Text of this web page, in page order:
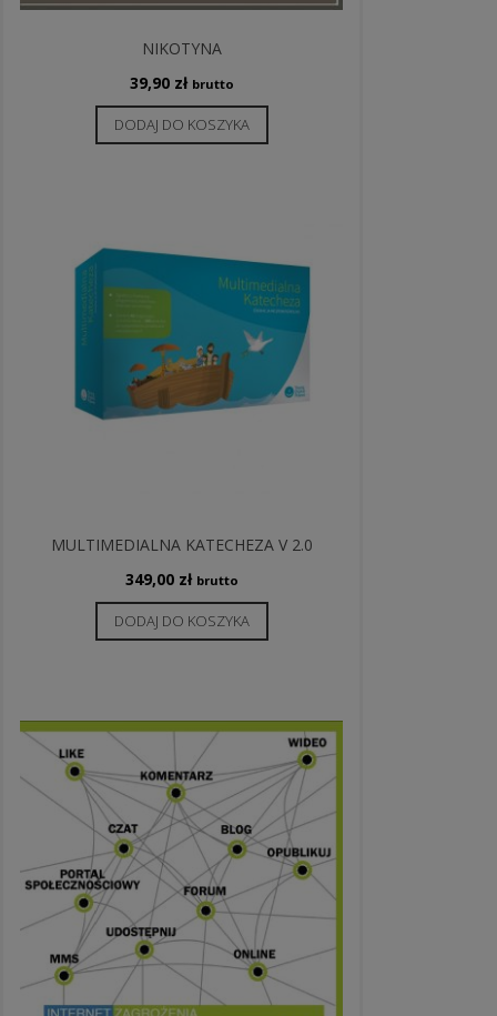
NIKOTYNA
39,90 zł brutto
DODAJ DO KOSZYKA
MULTIMEDIALNA KATECHEZA V 2.0
349,00 zł brutto
DODAJ DO KOSZYKA